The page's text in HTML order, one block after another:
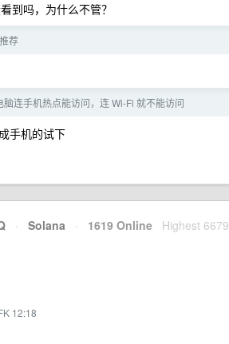
到吗，为什么不管？
荐
连手机热点能访问，连 Wi-Fi 就不能访问
手机的试下
· Solana · 1619 Online Highest 6679
12:18